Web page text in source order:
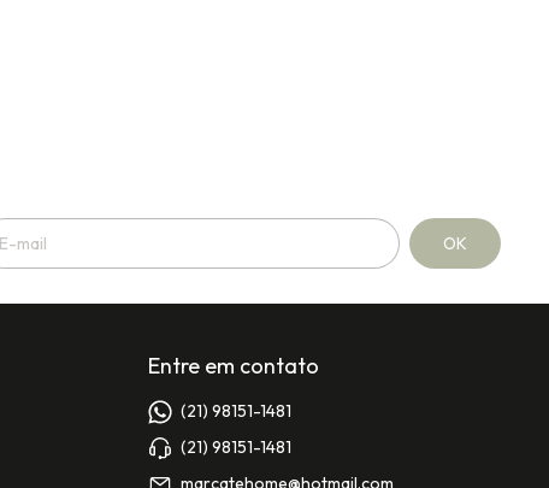
Entre em contato
(21) 98151-1481
(21) 98151-1481
marcatehome@hotmail.com